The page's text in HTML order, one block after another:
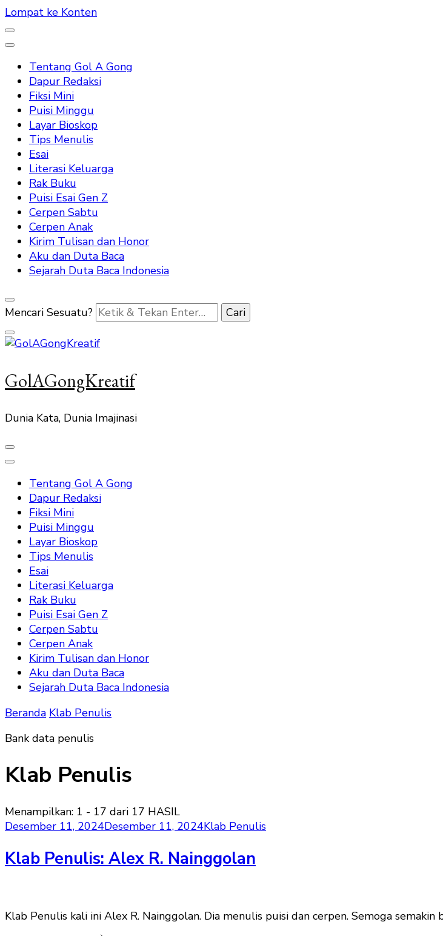
Lompat ke Konten
Tentang Gol A Gong
Dapur Redaksi
Fiksi Mini
Puisi Minggu
Layar Bioskop
Tips Menulis
Esai
Literasi Keluarga
Rak Buku
Puisi Esai Gen Z
Cerpen Sabtu
Cerpen Anak
Kirim Tulisan dan Honor
Aku dan Duta Baca
Sejarah Duta Baca Indonesia
Mencari Sesuatu?
GolAGongKreatif
Dunia Kata, Dunia Imajinasi
Tentang Gol A Gong
Dapur Redaksi
Fiksi Mini
Puisi Minggu
Layar Bioskop
Tips Menulis
Esai
Literasi Keluarga
Rak Buku
Puisi Esai Gen Z
Cerpen Sabtu
Cerpen Anak
Kirim Tulisan dan Honor
Aku dan Duta Baca
Sejarah Duta Baca Indonesia
Beranda Klab Penulis
Bank data penulis
Klab Penulis
Menampilkan: 1 - 17 dari 17 HASIL
Desember 11, 2024Desember 11, 2024Klab Penulis
Klab Penulis: Alex R. Nainggolan
Klab Penulis kali ini Alex R. Nainggolan. Dia menulis puisi dan cerpen. Semoga semakin